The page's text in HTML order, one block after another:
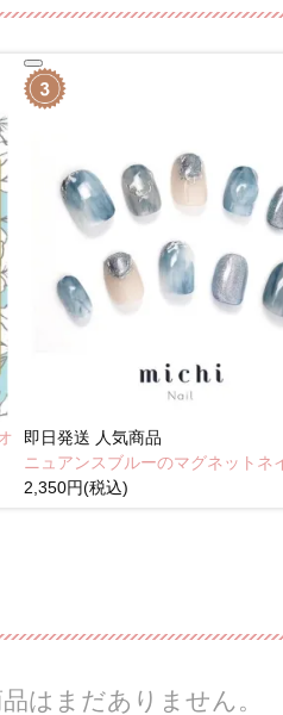
即日発送 人気商品
ニュアンスブルーのマグネットネ
2,350円(税込)
はまだありません。